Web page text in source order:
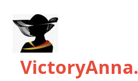
VictoryAnna.